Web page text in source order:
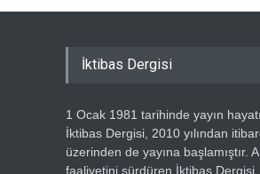
İktibas Dergisi
1 Ocak 1981 tarihinde yayın
İktibas Dergisi, 2010 yılından
üzerinden de yayına başlamıştır.
faaliyetini sürdüren İktibas